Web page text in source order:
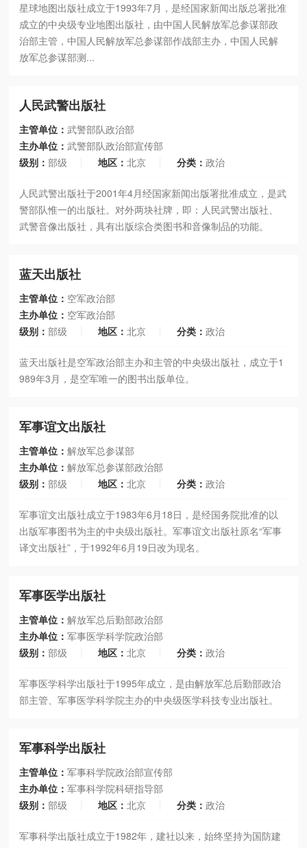
星球地图出版社成立于1993年7月，是经国家新闻出版总署批准
成立的中央级专业地图出版社，由中国人民解放军总参谋部政
治部主管，中国人民解放军总参谋部作战部主办，中国人民解
放军总参谋部测...
人民武警出版社
主管单位：武警部队政治部
主办单位：武警部队政治部宣传部
级别：部级 地区：北京 分类：政治
人民武警出版社于2001年4月经国家新闻出版署批准成立，是武
警部队惟一的出版社。对外两块社牌，即：人民武警出版社、
武警音像出版社，具有出版综合类图书和音像制品的功能。
蓝天出版社
主管单位： 空军政治部
主办单位： 空军政治部
级别：部级 地区：北京 分类：政治
蓝天出版社是空军政治部主办和主管的中央级出版社，成立于1
989年3月，是空军唯一的图书出版单位。
军事谊文出版社
主管单位：解放军总参谋部
主办单位：解放军总参谋部政治部
级别：部级 地区：北京 分类：政治
军事谊文出版社成立于1983年6月18日，是经国务院批准的以
出版军事图书为主的中央级出版社。军事谊文出版社原名“军事
译文出版社”，于1992年6月19日改为现名。
军事医学出版社
主管单位：解放军总后勤部政治部
主办单位：军事医学科学院政治部
级别：部级 地区：北京 分类：政治
军事医学科学出版社于1995年成立，是由解放军总后勤部政治
部主管、军事医学科学院主办的中央级医学科技专业出版社。
军事科学出版社
主管单位：军事科学院政治部宣传部
主办单位：军事科学院科研指导部
级别：部级 地区：北京 分类：政治
军事科学出版社成立于1982年，建社以来，始终坚持为国防建